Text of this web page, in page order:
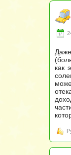
как